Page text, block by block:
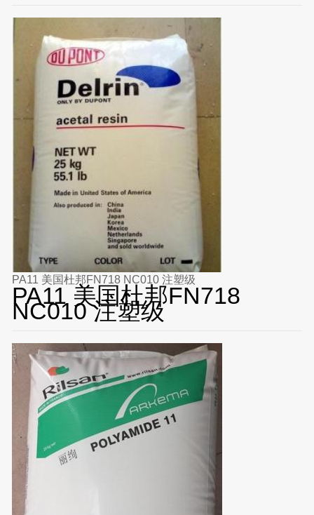
PA11 美国杜邦FN718 NC010 注塑级
PA11 美国杜邦FN718
NC010 注塑级